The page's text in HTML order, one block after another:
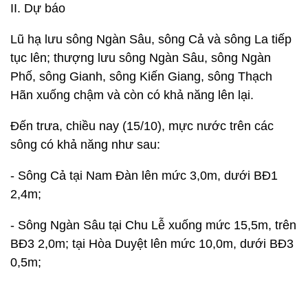
II. Dự báo
Lũ hạ lưu sông Ngàn Sâu, sông Cả và sông La tiếp
tục lên; thượng lưu sông Ngàn Sâu, sông Ngàn
Phố, sông Gianh, sông Kiến Giang, sông Thạch
Hãn xuống chậm và còn có khả năng lên lại.
Đến trưa, chiều nay (15/10), mực nước trên các
sông có khả năng như sau:
- Sông Cả tại Nam Đàn lên mức 3,0m, dưới BĐ1
2,4m;
- Sông Ngàn Sâu tại Chu Lễ xuống mức 15,5m, trên
BĐ3 2,0m; tại Hòa Duyệt lên mức 10,0m, dưới BĐ3
0,5m;